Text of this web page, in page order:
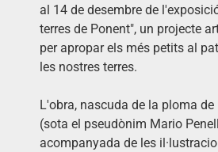
al 14 de desembre de
terres de Ponent", un projecte
per apropar els més petits al
les nostres terres.
L'obra, nascuda de la ploma de
(sota el pseudònim Mario
acompanyada de les